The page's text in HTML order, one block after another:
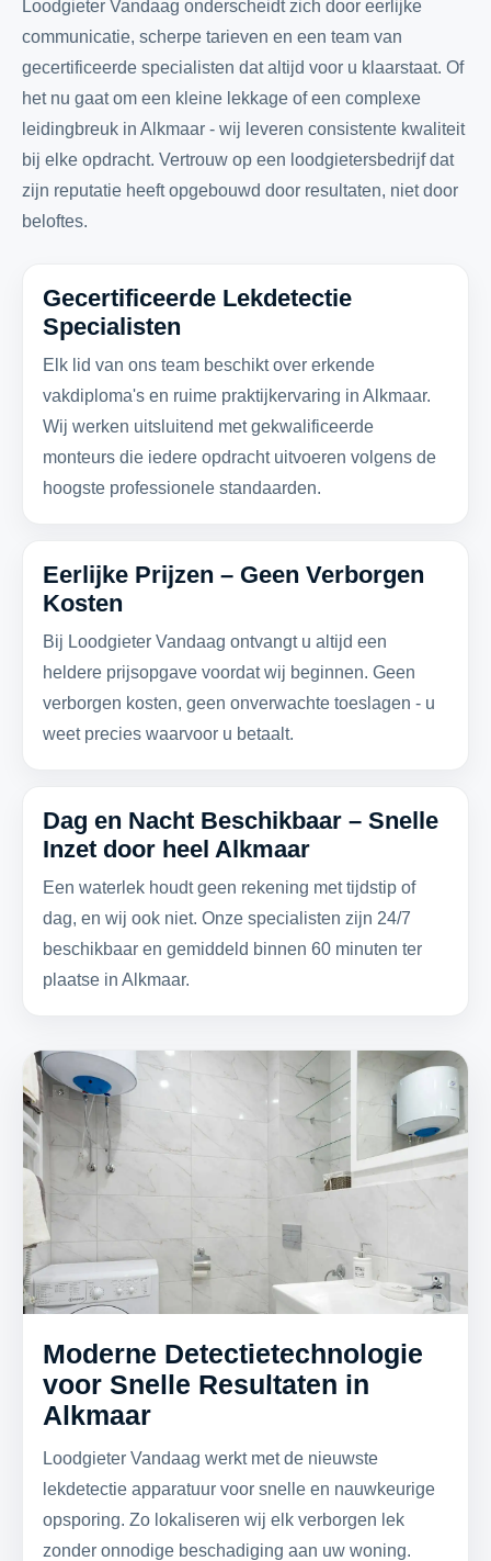
Loodgieter Vandaag onderscheidt zich door eerlijke
communicatie, scherpe tarieven en een team van
gecertificeerde specialisten dat altijd voor u klaarstaat. Of
het nu gaat om een kleine lekkage of een complexe
leidingbreuk in Alkmaar - wij leveren consistente kwaliteit
bij elke opdracht. Vertrouw op een loodgietersbedrijf dat
zijn reputatie heeft opgebouwd door resultaten, niet door
beloftes.
Gecertificeerde Lekdetectie
Specialisten
Elk lid van ons team beschikt over erkende
vakdiploma's en ruime praktijkervaring in Alkmaar.
Wij werken uitsluitend met gekwalificeerde
monteurs die iedere opdracht uitvoeren volgens de
hoogste professionele standaarden.
Eerlijke Prijzen – Geen Verborgen
Kosten
Bij Loodgieter Vandaag ontvangt u altijd een
heldere prijsopgave voordat wij beginnen. Geen
verborgen kosten, geen onverwachte toeslagen - u
weet precies waarvoor u betaalt.
Dag en Nacht Beschikbaar – Snelle
Inzet door heel Alkmaar
Een waterlek houdt geen rekening met tijdstip of
dag, en wij ook niet. Onze specialisten zijn 24/7
beschikbaar en gemiddeld binnen 60 minuten ter
plaatse in Alkmaar.
Moderne Detectietechnologie
voor Snelle Resultaten in
Alkmaar
Loodgieter Vandaag werkt met de nieuwste
lekdetectie apparatuur voor snelle en nauwkeurige
opsporing. Zo lokaliseren wij elk verborgen lek
zonder onnodige beschadiging aan uw woning.